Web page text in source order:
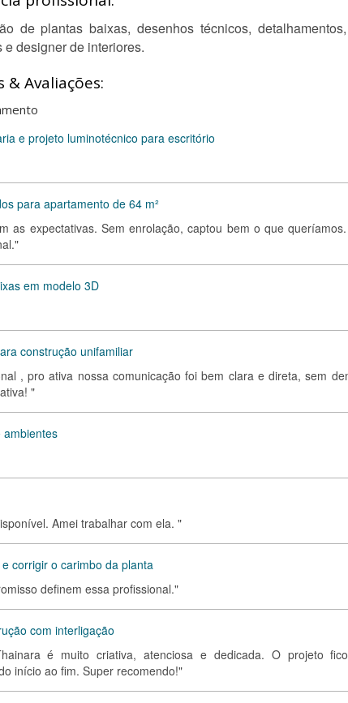
de plantas baixas, desenhos técnicos,
designer de interiores.
Avaliações:
e projeto luminotécnico para escritório
para apartamento de 64 m²
as expectativas. Sem enrolação, captou bem o que
em modelo 3D
construção unifamiliar
, pro ativa nossa comunicação foi bem clara e direta, sem
"
ambientes
Amei trabalhar com ela. "
corrigir o carimbo da planta
definem essa profissional."
com interligação
é muito criativa, atenciosa e dedicada. O projeto
início ao fim. Super recomendo!"